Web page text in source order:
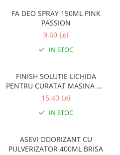
Detergent pardoseala
Detergent toaleta
Echipamente de curăţenie
Galeata mop
Hartie igienica
Insecticide
Parfum de camere
Indepartarea parului
Ingrijirea buzei
Lotiune de corp
Parfum
Pasta de dinti
Pensula machiaj
Produse pentru coafat
FA DEO SPRAY 150ML PINK
PASSION
9,60 Lei
IN STOC
FINISH SOLUTIE LICHIDA
PENTRU CURATAT MASINA DE
SPALAT VASE 250ML LEMON
15,40 Lei
IN STOC
ASEVI ODORIZANT CU
PULVERIZATOR 400ML BRISA